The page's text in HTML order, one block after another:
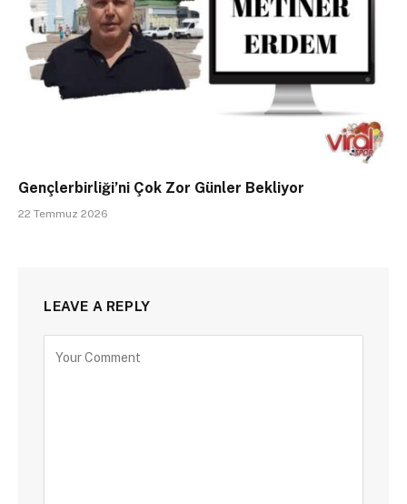
Gençlerbirliği’ni Çok Zor Günler Bekliyor
22 Temmuz 2026
LEAVE A REPLY